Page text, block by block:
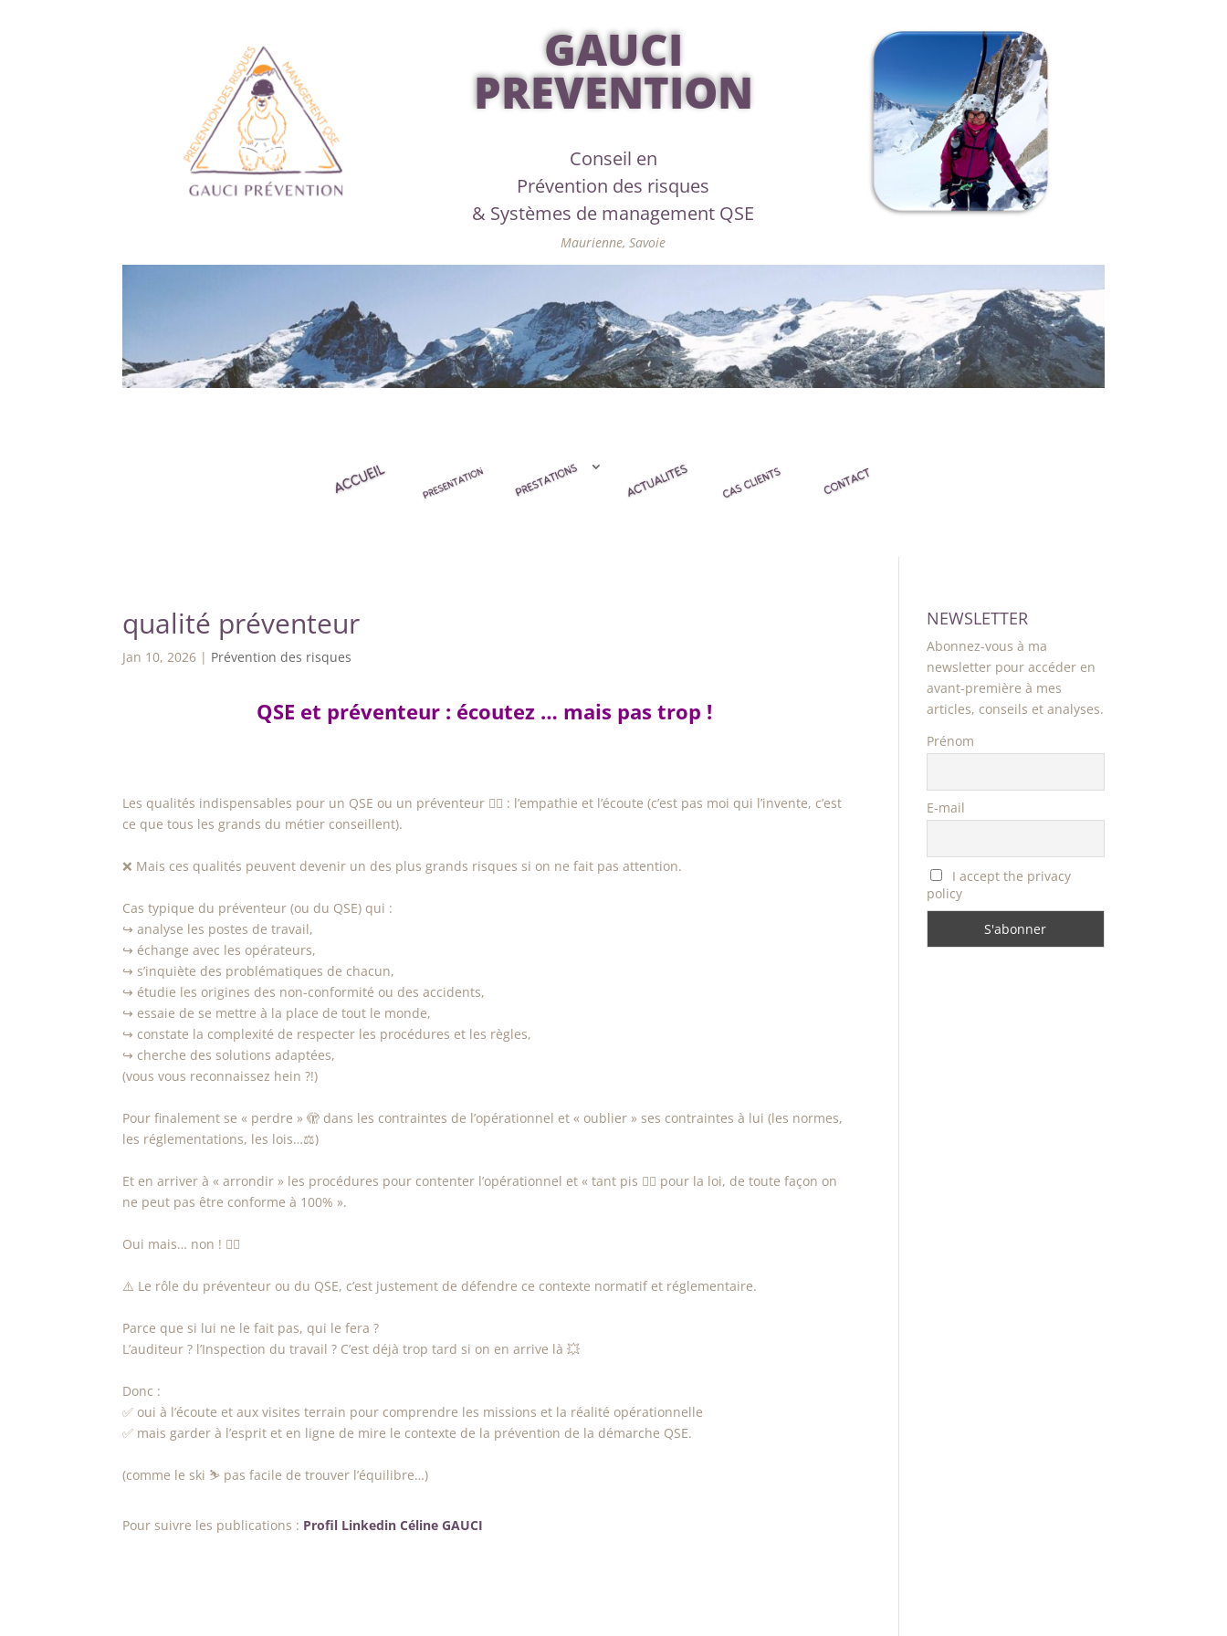
GAUCI
PREVENTION
Conseil en
Prévention des risques
& Systèmes de management QSE
Maurienne, Savoie
qualité préventeur
Jan 10, 2026 | Prévention des risques
QSE et préventeur : écoutez … mais pas trop !
Les qualités indispensables pour un QSE ou un préventeur 👷‍♀️ : l’empathie et l’écoute (c’est pas moi qui l’invente, c’est
ce que tous les grands du métier conseillent).
❌️ Mais ces qualités peuvent devenir un des plus grands risques si on ne fait pas attention.
Cas typique du préventeur (ou du QSE) qui :
↪️ analyse les postes de travail,
↪️ échange avec les opérateurs,
↪️ s’inquiète des problématiques de chacun,
↪️ étudie les origines des non-conformité ou des accidents,
↪️ essaie de se mettre à la place de tout le monde,
↪️ constate la complexité de respecter les procédures et les règles,
↪️ cherche des solutions adaptées,
(vous vous reconnaissez hein ?!)
Pour finalement se « perdre » 🫣 dans les contraintes de l’opérationnel et « oublier » ses contraintes à lui (les normes,
les réglementations, les lois…⚖️)
Et en arriver à « arrondir » les procédures pour contenter l’opérationnel et « tant pis 🤷‍♀️ pour la loi, de toute façon on
ne peut pas être conforme à 100% ».
Oui mais… non ! 🙅‍♀️
⚠️ Le rôle du préventeur ou du QSE, c’est justement de défendre ce contexte normatif et réglementaire.
Parce que si lui ne le fait pas, qui le fera ?
L’auditeur ? l’Inspection du travail ? C’est déjà trop tard si on en arrive là 💥
Donc :
✅️ oui à l’écoute et aux visites terrain pour comprendre les missions et la réalité opérationnelle
✅️ mais garder à l’esprit et en ligne de mire le contexte de la prévention de la démarche QSE.
(comme le ski ⛷️ pas facile de trouver l’équilibre…)
Pour suivre les publications : Profil Linkedin Céline GAUCI
NEWSLETTER
Abonnez-vous à ma
newsletter pour accéder en
avant-première à mes
articles, conseils et analyses.
Prénom
E-mail
I accept the privacy
policy